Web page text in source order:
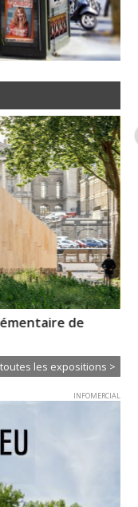
de
les expositions >
INFOMERCIAL